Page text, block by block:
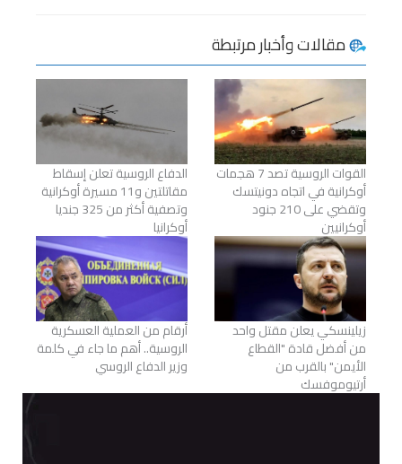
مقالات وأخبار مرتبطة
القوات الروسية تصد 7 هجمات
أوكرانية في اتجاه دونيتسك
وتقضي على 210 جنود
أوكرانيين
الدفاع الروسية تعلن إسقاط
مقاتلتين و11 مسيرة أوكرانية
وتصفية أكثر من 325 جنديا
أوكرانيا
زيلينسكي يعلن مقتل واحد
من أفضل قادة "القطاع
الأيمن" بالقرب من
أرتيوموفسك
أرقام من العملية العسكرية
الروسية.. أهم ما جاء في كلمة
وزير الدفاع الروسي